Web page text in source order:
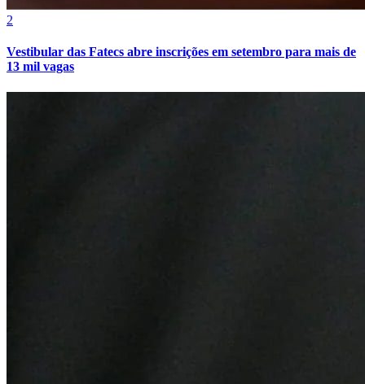
Vasco
2
Vestibular das Fatecs abre inscrições em setembro para mais de
13 mil vagas